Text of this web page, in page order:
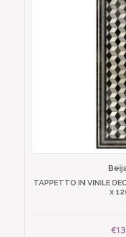
TAPPETTO IN VINILE
x